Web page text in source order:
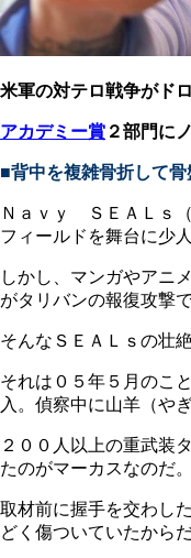
米軍の対テロ戦争がド
アカデミー賞 ２部門に
■背中を複雑骨折して
Ｎａｖｙ ＳＥＡＬｓ
フィールドを舞台に少
しかし、マンガやアニ
がタリバンの報復攻撃
そんなＳＥＡＬｓの壮
それは０５年５月のこ
入。偵察中に山羊（や
２００人以上の重武装
たのがマーカスなのだ。
取材前に握手を交わし
どく傷ついていたからだ